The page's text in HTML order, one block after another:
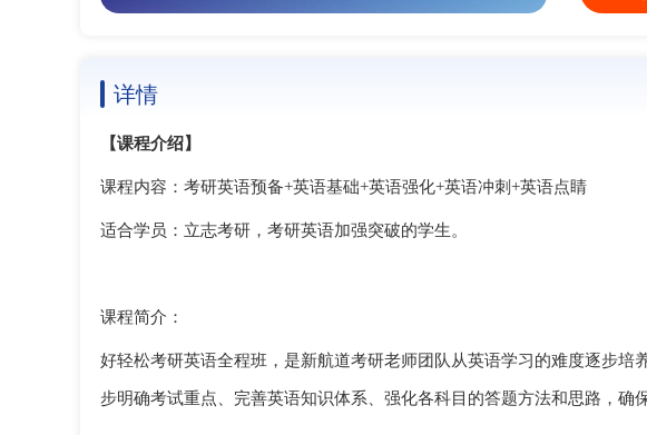
详情
【课程介绍】
课程内容：考研英语预备+英语基础+英语强化+英语冲刺+英语点睛
适合学员：立志考研，考研英语加强突破的学生。
课程简介：
好轻松考研英语全程班，是新航道考研老师团队从英语学习的难度逐步
步明确考试重点、完善英语知识体系、强化各科目的答题方法和思路，确